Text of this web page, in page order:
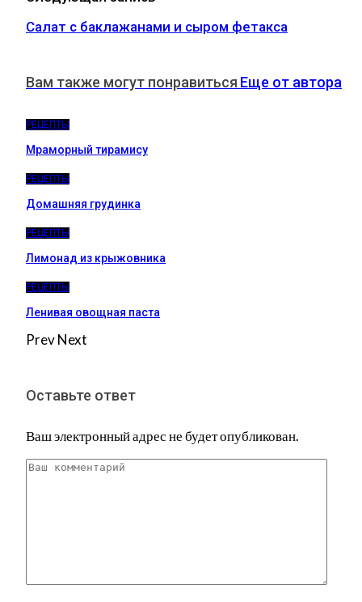
Салат с баклажанами и сыром фетакса
Вам также могут понравиться Еще от автора
РЕЦЕПТЫ
Мраморный тирамису
РЕЦЕПТЫ
Домашняя грудинка
РЕЦЕПТЫ
Лимонад из крыжовника
РЕЦЕПТЫ
Ленивая овощная паста
PrevNext
Оставьте ответ
Ваш электронный адрес не будет опубликован.